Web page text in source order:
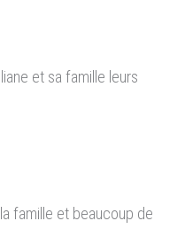
et sa famille leurs
famille et beaucoup de